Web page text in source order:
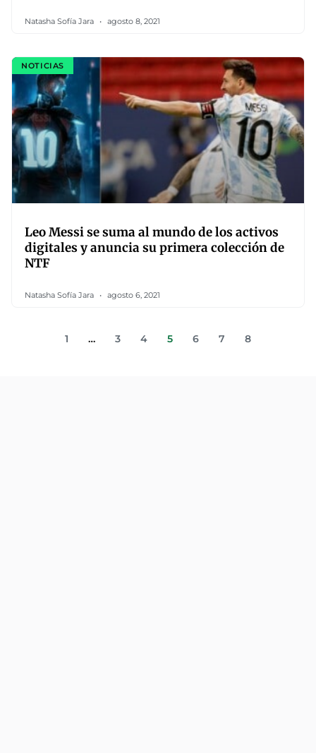
Natasha Sofía Jara agosto 8, 2021
NOTICIAS
Leo Messi se suma al mundo de los activos
digitales y anuncia su primera colección de
NTF
Natasha Sofía Jara agosto 6, 2021
1 … 3 4 5 6 7 8